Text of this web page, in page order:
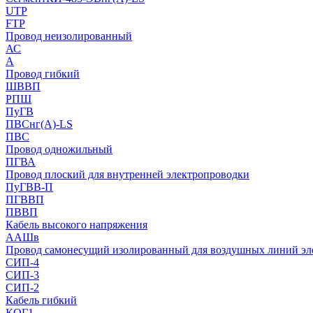
UTP
FTP
Провод неизолированный
АС
А
Провод гибкий
ШВВП
РПШ
ПуГВ
ПВСнг(А)-LS
ПВС
Провод одножильный
ПГВА
Провод плоский для внутренней электропроводки
ПуГВВ-П
ПГВВП
ПВВП
Кабель высокого напряжения
ААШв
Провод самонесущий изолированный для воздушных линий
СИП-4
СИП-3
СИП-2
Кабель гибкий